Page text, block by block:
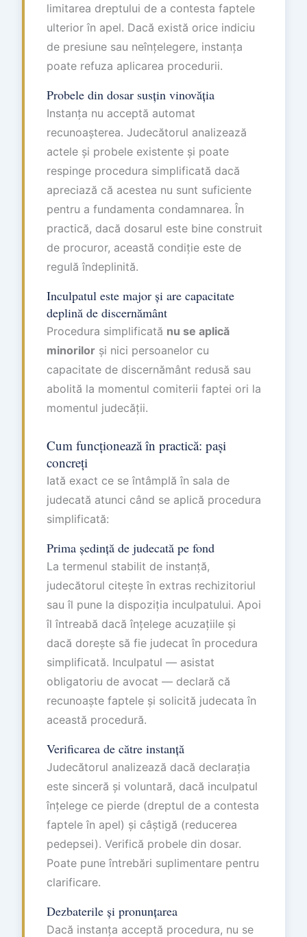
limitarea dreptului de a contesta faptele
ulterior în apel. Dacă există orice indiciu
de presiune sau neînțelegere, instanța
poate refuza aplicarea procedurii.
Probele din dosar susțin vinovăția
Instanța nu acceptă automat
recunoașterea. Judecătorul analizează
actele și probele existente și poate
respinge procedura simplificată dacă
apreciază că acestea nu sunt suficiente
pentru a fundamenta condamnarea. În
practică, dacă dosarul este bine construit
de procuror, această condiție este de
regulă îndeplinită.
Inculpatul este major și are capacitate
deplină de discernământ
Procedura simplificată nu se aplică
minorilor și nici persoanelor cu
capacitate de discernământ redusă sau
abolită la momentul comiterii faptei ori la
momentul judecății.
Cum funcționează în practică: pași
concreți
Iată exact ce se întâmplă în sala de
judecată atunci când se aplică procedura
simplificată:
Prima ședință de judecată pe fond
La termenul stabilit de instanță,
judecătorul citește în extras rechizitoriul
sau îl pune la dispoziția inculpatului. Apoi
îl întreabă dacă înțelege acuzațiile și
dacă dorește să fie judecat în procedura
simplificată. Inculpatul — asistat
obligatoriu de avocat — declară că
recunoaște faptele și solicită judecata în
această procedură.
Verificarea de către instanță
Judecătorul analizează dacă declarația
este sinceră și voluntară, dacă inculpatul
înțelege ce pierde (dreptul de a contesta
faptele în apel) și câștigă (reducerea
pedepsei). Verifică probele din dosar.
Poate pune întrebări suplimentare pentru
clarificare.
Dezbaterile și pronunțarea
Dacă instanța acceptă procedura, nu se